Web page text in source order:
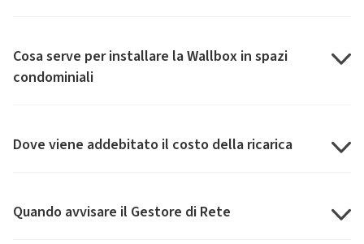
Cosa serve per installare la Wallbox in spazi
condominiali
Dove viene addebitato il costo della ricarica
Quando avvisare il Gestore di Rete